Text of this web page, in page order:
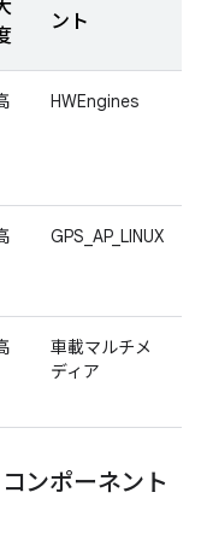
ント
HWEngines
GPS_AP_LINUX
車載マルチメ
ディア
ンポーネント